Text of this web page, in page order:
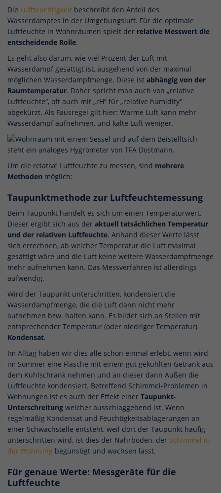
Die Luftfeuchtigkeit beschreibt den Anteil des
Wasserdampfes in der Umgebungsluft. Für die optimale
Luftfeuchte in Wohnräumen spielt der relative Messwert die
entscheidende Rolle.
Es geht also darum, wie viel Prozent der Luft mit
Wasserdampf gesättigt ist, ausgehend von der maximal
möglichen Wasserdampfmenge. Diese ist abhängig von der
Raumtemperatur. Daher spricht man auch von „relative
Luftfeuchte“, oft auch mit „rH“ für „relative humidity“
abgekürzt. Als Fausregel gilt hier: Warme Luft kann mehr
Wasserdampf aufnehmen, und kalte Luft weniger.
Um die relative Luftfeuchte zu messen, sind mehrere
Methoden möglich:
Taupunktmethode zur Luftfeuchtemessung
Beim Taupunkt handelt es sich um einen Temperaturwert.
Dieser ergibt sich aus der aktuell tatsächlichen Temperatur
und der relativen Luftfeuchte. Anhand dieser Werte lässt
sich errechnen, ab welcher Temperatur die Luft maximal
gesättigt wäre und die Luft keine weitere Wasserdampfmenge
mehr aufnehmen kann. Das Messverfahren ist allerdings
aufwendig.
Wird der Taupunkt unterschritten, kondensiert die
Wasserdampfmenge, die die Luft dann nicht mehr
aufnehmen bzw. halten kann. Es bildet sich an Stellen mit
entsprechender Temperatur (oder niedriger Temperatur)
Kondensat.
Im Alltag haben wir dies alle schon einmal erlebt, wenn wird
im Sommer eine Flasche mit einem gut gekühlten Getränk aus
dem Kühlschrank nehmen und an dieser dann Außen die
Luftfeuchte kondensiert. Betreffend Schimmel-Problemen in
Wohnungen ist es auch der Effekt einer Taupunkt-
Unterschreitung welcher ausschlaggebend ist. Wenn
regelmäßig Kondensat und Feuchtigkeitsablagerungen an
einer Schwachstelle entsteht, weil dort der Taupunkt häufig
unterschritten wird, ist dies der Nährboden, der Schimmel in
der Wohnung begünstigt und wachsen lässt.
Für genaue Werte: Messgeräte für die
Luftfeuchte